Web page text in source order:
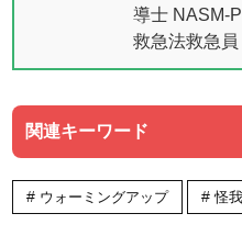
導士 NASM-
救急法救急員
関連キーワード
ウォーミングアップ 怪